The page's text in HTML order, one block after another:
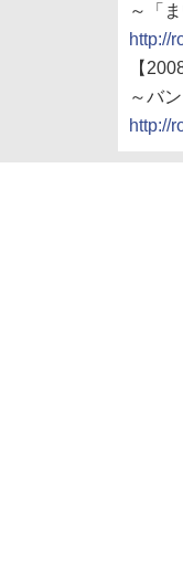
～「
http://
【
～バ
http://